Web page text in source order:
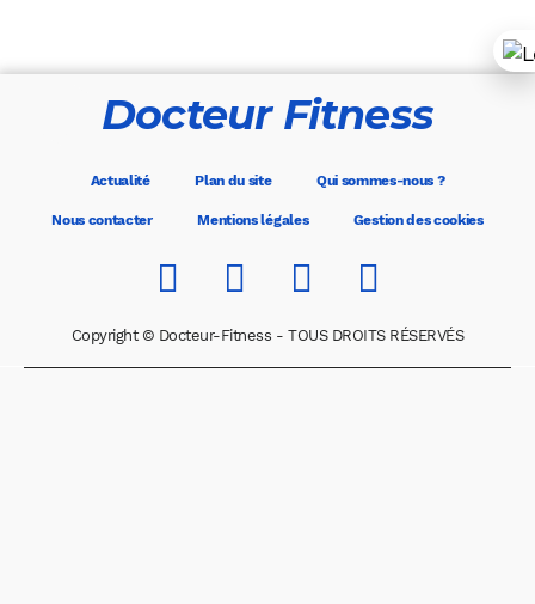
Docteur Fitness
Actualité Plan du site Qui sommes-nous ?
Nous contacter Mentions légales Gestion des cookies
Copyright © Docteur-Fitness - TOUS DROITS RÉSERVÉS